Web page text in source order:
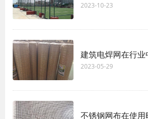
2023-10-23
建筑电焊网在行业
2023-05-29
不锈钢网布在使